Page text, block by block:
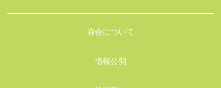
協会について
情報公開